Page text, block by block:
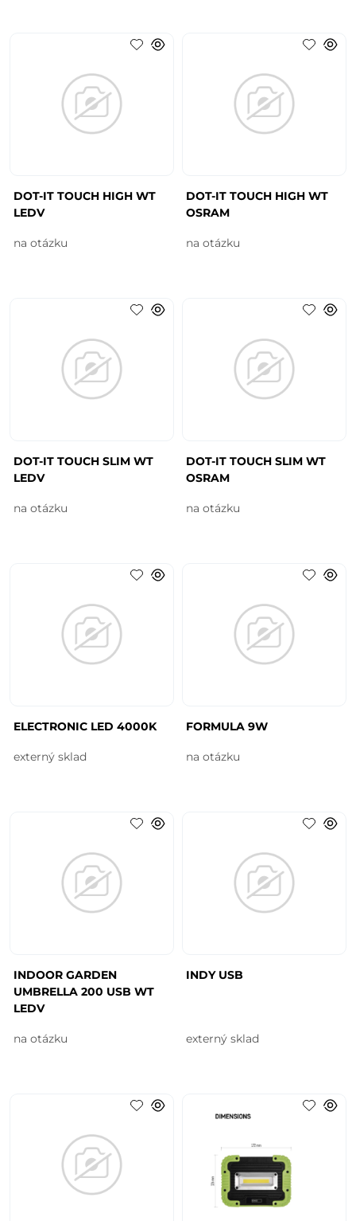
DOT-IT TOUCH HIGH WT
LEDV
na otázku
DOT-IT TOUCH HIGH WT
OSRAM
na otázku
DOT-IT TOUCH SLIM WT
LEDV
na otázku
DOT-IT TOUCH SLIM WT
OSRAM
na otázku
ELECTRONIC LED 4000K
externý sklad
FORMULA 9W
na otázku
INDOOR GARDEN
UMBRELLA 200 USB WT
LEDV
na otázku
INDY USB
externý sklad